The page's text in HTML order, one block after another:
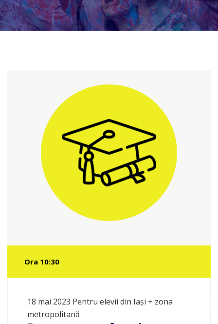
Ora 10:30
18 mai 2023 Pentru elevii din Iași + zona
metropolitană